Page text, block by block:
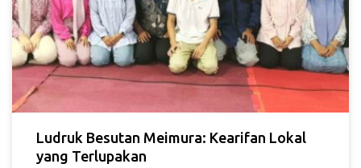
Ludruk Besutan Meimura: Kearifan Lokal
yang Terlupakan